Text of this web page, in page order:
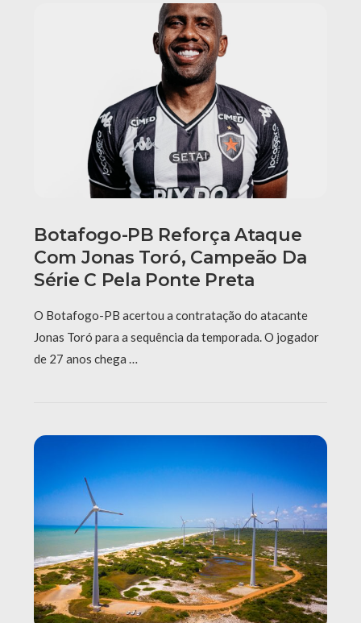
Botafogo-PB Reforça Ataque
Com Jonas Toró, Campeão Da
Série C Pela Ponte Preta
O Botafogo-PB acertou a contratação do atacante
Jonas Toró para a sequência da temporada. O jogador
de 27 anos chega …